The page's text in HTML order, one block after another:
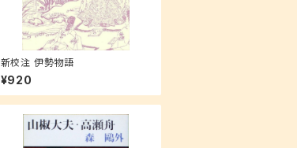
新校注 伊勢物語
¥920